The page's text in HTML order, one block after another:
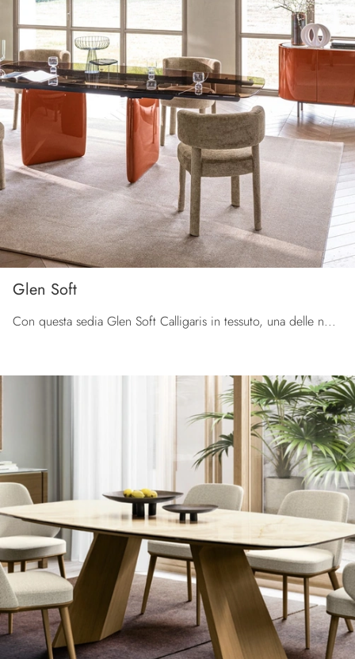
Glen Soft
Con questa sedia Glen Soft Calligaris in tessuto, una delle nostre sedute fisse design, potrai arricchire i tuoi locali.